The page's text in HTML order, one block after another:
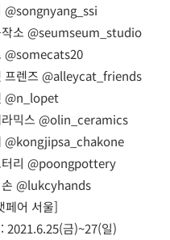
@songnyang_ssi
소 @seumseum_studio
@somecats20
프렌즈 @alleycat_friends
@n_lopet
믹스 @olin_ceramics
@kongjipsa_chakone
리 @poongpottery
@lukcyhands
페어 서울]
2021.6.25(금)~27(일)